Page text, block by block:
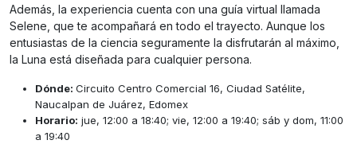
Además, la experiencia cuenta con una guía virtual llamada
Selene, que te acompañará en todo el trayecto. Aunque los
entusiastas de la ciencia seguramente la disfrutarán al máximo,
la Luna está diseñada para cualquier persona.
Dónde: Circuito Centro Comercial 16, Ciudad Satélite,
Naucalpan de Juárez, Edomex
Horario: jue, 12:00 a 18:40; vie, 12:00 a 19:40; sáb y dom, 11:00
a 19:40